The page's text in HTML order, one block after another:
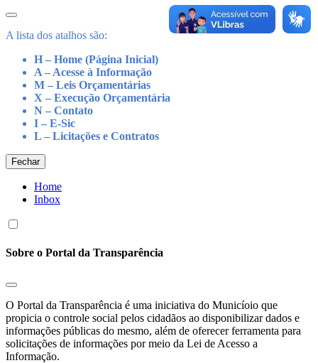
A lista dos atalhos são:
H – Home (Página Inicial)
A – Acesse à Informação
M – Leis Orçamentárias
X – Execução Orçamentária
N – Contato
I – E-Sic
L – Licitações e Contratos
Fechar
Home
Inbox
Sobre o Portal da Transparência
O Portal da Transparência é uma iniciativa do Municíoio que
propicia o controle social pelos cidadãos ao disponibilizar dados e
informações públicas do mesmo, além de oferecer ferramenta para
solicitações de informações por meio da Lei de Acesso a
Informação.